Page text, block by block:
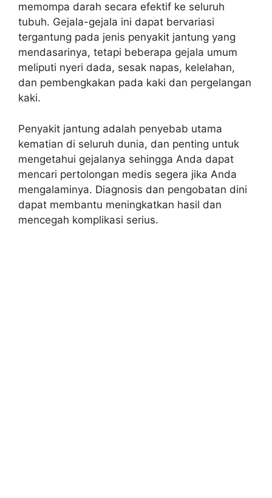
memompa darah secara efektif ke seluruh
tubuh. Gejala-gejala ini dapat bervariasi
tergantung pada jenis penyakit jantung yang
mendasarinya, tetapi beberapa gejala umum
meliputi nyeri dada, sesak napas, kelelahan,
dan pembengkakan pada kaki dan pergelangan
kaki.
Penyakit jantung adalah penyebab utama
kematian di seluruh dunia, dan penting untuk
mengetahui gejalanya sehingga Anda dapat
mencari pertolongan medis segera jika Anda
mengalaminya. Diagnosis dan pengobatan dini
dapat membantu meningkatkan hasil dan
mencegah komplikasi serius.